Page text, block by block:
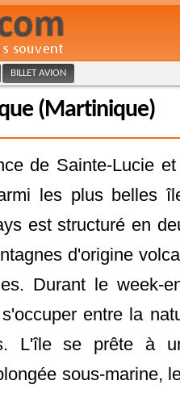
BILLET AVION
(Martinique)
de Sainte-Lucie
les plus belles
est structuré en
d'origine
Durant le week-
entre la
L'île se prête à
sous-marine,